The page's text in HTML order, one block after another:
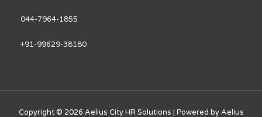
044-7964-1855
+91-99629-38180
Copyright © 2026 Aelius City HR Solutions | Powered byAelius